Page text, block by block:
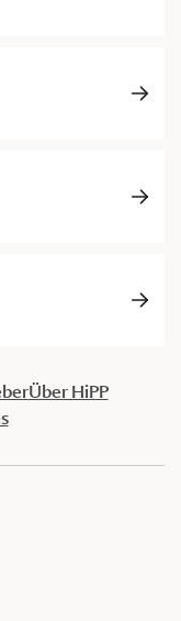
Über HiPP